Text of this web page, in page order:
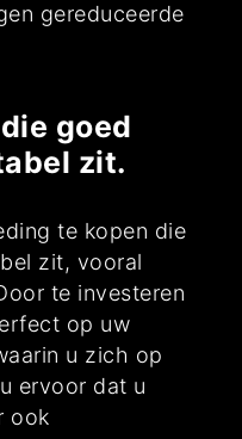
gereduceerde
goed
zit.
te kopen die
zit, vooral
te investeren
op uw
u zich op
ervoor dat u
ook